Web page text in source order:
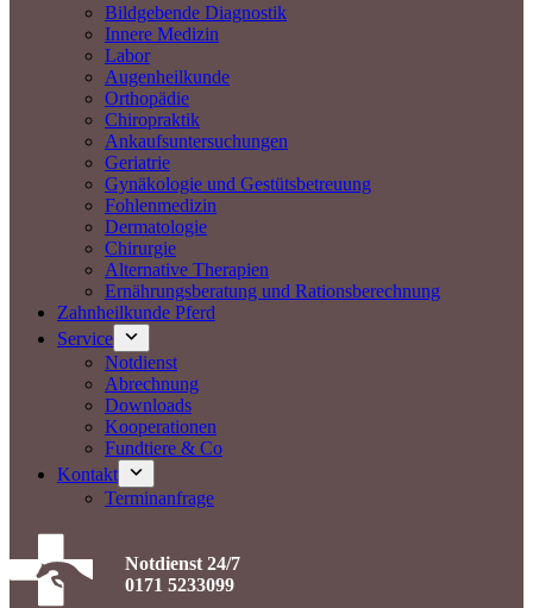
Bildgebende Diagnostik
Innere Medizin
Labor
Augenheilkunde
Orthopädie
Chiropraktik
Ankaufsuntersuchungen
Geriatrie
Gynäkologie und Gestütsbetreuung
Fohlenmedizin
Dermatologie
Chirurgie
Alternative Therapien
Ernährungsberatung und Rationsberechnung
Zahnheilkunde Pferd
Service
Notdienst
Abrechnung
Downloads
Kooperationen
Fundtiere & Co
Kontakt
Terminanfrage
Notdienst 24/7
0171 5233099